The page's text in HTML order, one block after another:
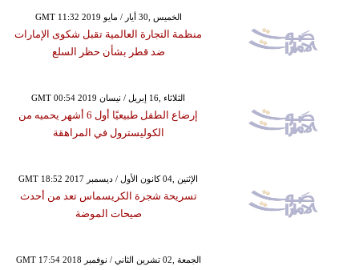
GMT 11:32 2019 الخميس ,30 أيار / مايو
منظمة التجارة العالمية تقبل شكوى الإمارات
ضد قطر بشأن حظر السلع
GMT 00:54 2019 الثلاثاء ,16 إبريل / نيسان
إرضاع الطفل طبيعيًا أول 6 أشهر يحميه من
الكوليسترول في المراهقة
GMT 18:52 2017 الإثنين ,04 كانون الأول / ديسمبر
تسريحة شجرة الكريسماس تعد من أحدث
صيحات الموضة
GMT 17:54 2018 الجمعة ,02 تشرين الثاني / نوفمبر